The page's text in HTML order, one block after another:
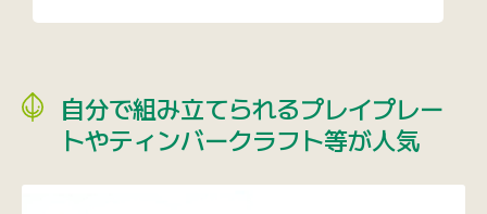
自分で組み立てられるプレイプレー
トやティンバークラフト等が人気